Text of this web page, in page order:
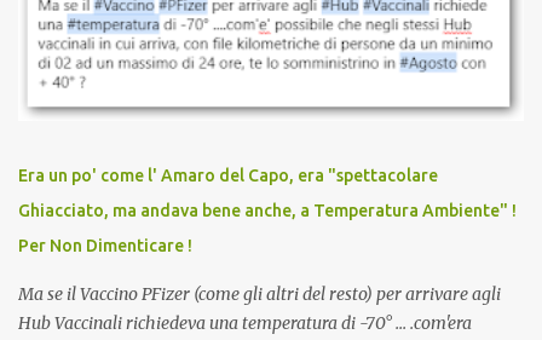
sconti, incentivi per vaccinarsi. Non avevamo mai visto
discriminazioni per coloro che non l’hanno fatto. Se non sei stato
vaccinato, nessuno aveva prima cercato di farti sentire una
persona cattiva. Non avevamo mai visto un vaccino che minacci le
vaccino usato per minacciare i mezzi di sussistenza, il lavoro o la
scuola. Non avevamo mai visto un vaccino che permettesse a un
dodicenne di ignorare il consenso dei genitori. Dopo tutti i vaccini
che abbiamo elencato sopra...
Era un po' come l' Amaro del Capo, era "spettacolare
Ghiacciato, ma andava bene anche, a Temperatura Ambiente" !
Per Non Dimenticare !
Ma se il Vaccino PFizer (come gli altri del resto) per arrivare agli
Hub Vaccinali richiedeva una temperatura di -70° ... .com'era